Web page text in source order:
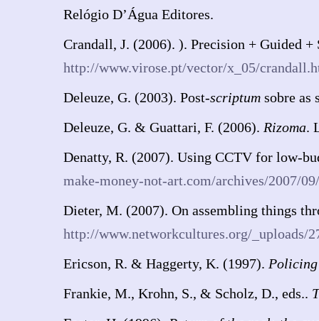
Relógio D’Água Editores.
Crandall, J. (2006). ). Precision + Guided +
http://www.virose.pt/vector/x_05/
Deleuze, G. (2003). Post-scriptum sobre as
Deleuze, G. & Guattari, F. (2006). Rizoma.
Denatty, R. (2007). Using CCTV for low-
make-money-not-art.com/archives/2007/
Dieter, M. (2007). On assembling things
http://www.networkcultures.org/_uploads/
Ericson, R. & Haggerty, K. (1997).
Frankie, M., Krohn, S., & Scholz, D., eds..